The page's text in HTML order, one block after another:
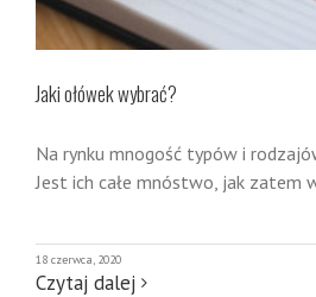
Jaki ołówek wybrać?
Na rynku mnogość typów i
Jest ich całe mnóstwo, jak zatem
18 czerwca, 2020
Czytaj dalej